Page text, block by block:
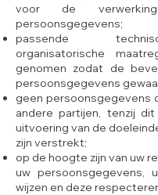
voor de
persoonsgegevens;
passende
organisatorische
genomen zodat de
persoonsgegevens
geen persoonsgegevens
andere partijen, tenzij
uitvoering van de
zijn verstrekt;
op de hoogte zijn van uw
uw persoonsgegevens,
wijzen en deze